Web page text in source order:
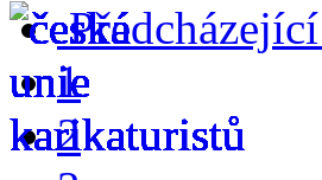
Předcházející
1
2